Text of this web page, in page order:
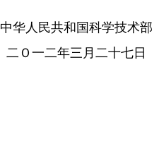
中华人民共和国科学技术部
二Ｏ一二年三月二十七日